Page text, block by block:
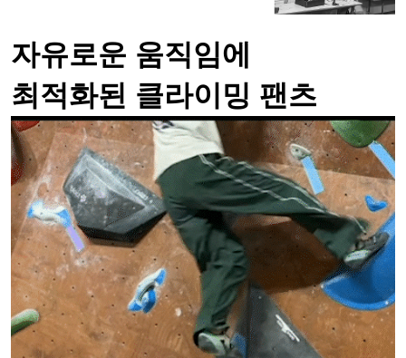
자유로운 움직임에
최적화된 클라이밍 팬츠